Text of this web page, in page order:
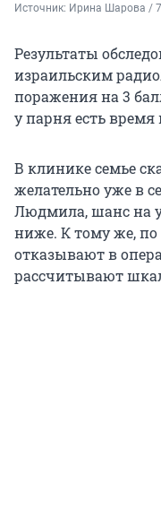
Источник: Ирина Шарова /
Результаты
израильским
поражения на 3
у парня есть время
В клинике семье
желательно уже в
Людмила, шанс на
ниже. К тому же, по
отказывают в
рассчитывают